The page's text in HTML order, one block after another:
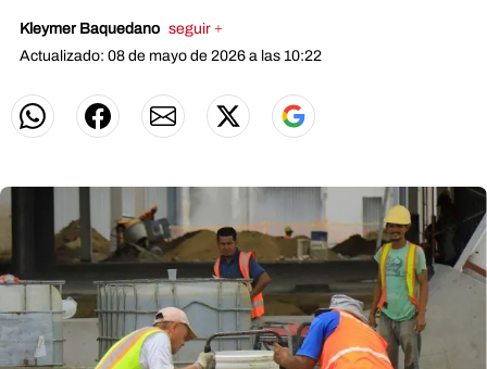
Kleymer Baquedano seguir +
Actualizado: 08 de mayo de 2026 a las 10:22